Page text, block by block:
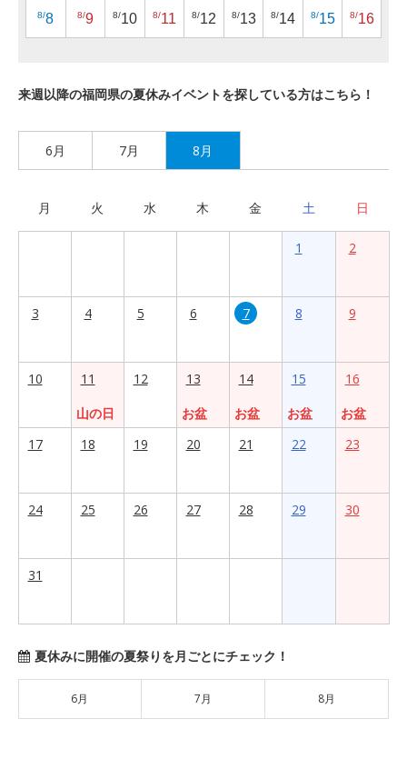
8/8 8/9 8/10 8/11 8/12 8/13 8/14 8/15 8/16
来週以降の福岡県の夏休みイベントを探している方はこちら！
6月 7月 8月
月 火 水 木 金 土 日
1 2
3 4 5 6 7 8 9
10
11
山の日
12
13
お盆
14
お盆
15
お盆
16
お盆
17
18 19 20 21 22 23
24 25 26 27 28 29 30
31
夏休みに開催の夏祭りを月ごとにチェック！
6月 7月 8月